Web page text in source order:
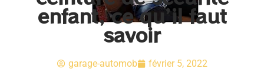
enfant, ce qu’il faut
savoir
garage-automob février 5, 2022